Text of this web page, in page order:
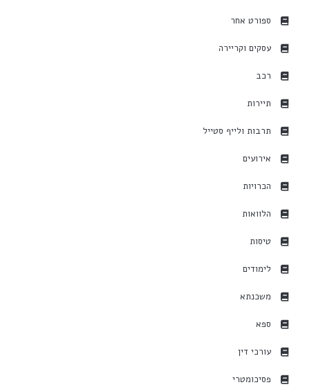
ספורט אחר
עסקים וקריירה
רכב
תיירות
תרבות ולייף סטייל
אירועים
הכרויות
הלוואות
טיסות
לימודים
משכנתא
ספא
עורכי דין
פסיכומטרי